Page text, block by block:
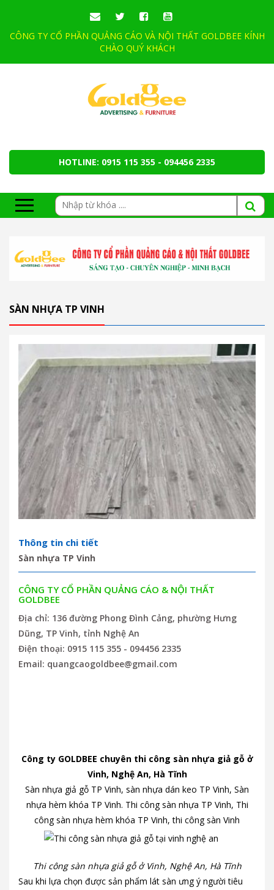
CÔNG TY CỔ PHẦN QUẢNG CÁO VÀ NỘI THẤT GOLDBEE KÍNH
CHÀO QUÝ KHÁCH
HOTLINE: 0915 115 355 - 094456 2335
SÀN NHỰA TP VINH
Thông tin chi tiết
Sàn nhựa TP Vinh
CÔNG TY CỔ PHẦN QUẢNG CÁO & NỘI THẤT
GOLDBEE
Địa chỉ: 136 đường Phong Đình Cảng, phường Hưng
Dũng, TP Vinh, tỉnh Nghệ An
Điện thoại: 0915 115 355 - 094456 2335
Email: quangcaogoldbee@gmail.com
Công ty GOLDBEE chuyên thi công sàn nhựa giả gỗ ở
Vinh, Nghệ An, Hà Tĩnh
Sàn nhựa giả gỗ TP Vinh, sàn nhựa dán keo TP Vinh, Sàn
nhựa hèm khóa TP Vinh. Thi công sàn nhựa TP Vinh, Thi
công sàn nhựa hèm khóa TP Vinh, thi công sàn Vinh
Thi công sàn nhựa giả gỗ ở Vinh, Nghệ An, Hà Tĩnh
Sau khi lựa chọn được sản phẩm lát sàn ưng ý người tiêu